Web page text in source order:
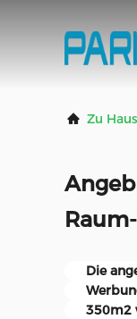
Zu
Die
350m2